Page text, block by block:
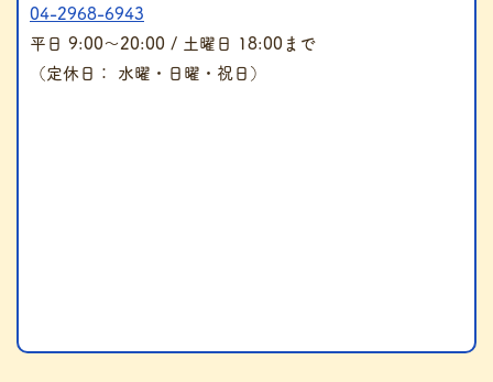
04-2968-6943
平日 9:00～20:00 / 土曜日 18:00まで
（定休日： 水曜・日曜・祝日）